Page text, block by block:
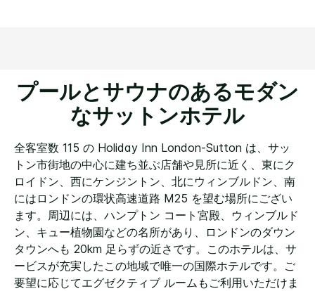
じ
ペ
ー
ジ
の
ン
ク。
プールとサウナのあるモダン
なサットンホテル
全客室数 115 の Holiday Inn London-Sutton は、サッ
トン市街地の中心に建ち並ぶ店舗や見所に近く、東にク
ロイドン、西にケンジントン、北にウィンブルドン、南
にはロンドンの環状高速道路 M25 を望む場所にござい
ます。周辺には、ハンプトン コート宮殿、ウィンブルド
ン、キュー植物園などの名所があり、ロンドンのダウン
タウンへも 20km 足らずの近さです。このホテルは、サ
ービスが充実したこの地域で唯一の国際ホテルです。ご
要望に応じてエグゼクティブ ルームもご利用いただけま